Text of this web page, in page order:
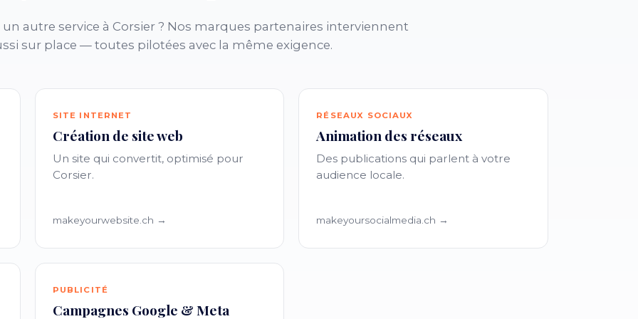
autre service à Corsier ? Nos marques partenaires interviennent
sur place — toutes pilotées avec la même exigence.
SITE INTERNET
Création de site web
Un site qui convertit, optimisé pour
Corsier.
makeyourwebsite.ch →
RÉSEAUX SOCIAUX
Animation des réseaux
Des publications qui parlent à votre
audience locale.
makeyoursocialmedia.ch →
PUBLICITÉ
Campagnes Google & Meta